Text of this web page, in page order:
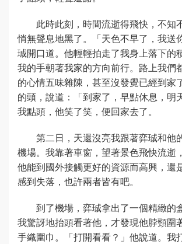
此時此刻，時間流逝得飛快，不知
悄無聲息地黑了。「天色不早了，我送
珹開口道。他輕輕拍走了我身上落下的
我的手朝著我家的方向前行。路上我們
的心情五味雜陳，甚至沒發覺已經到家
的頭，說道：「到家了，早點休息，明
我點頭，他笑了笑，便回家去了。
第二日，天還沒亮我跟著弈珹和他
機場。我靠著車窗，望著景色飛快流逝
他能到國外接觸更好的資源而高興，還
感到失落，也許兩者皆有吧。
到了機場，弈珹拿出了一個精緻的
我驚訝地抬頭看著他，才發現他脖頸圍
手織圍巾。「打開看看？」他說道。我